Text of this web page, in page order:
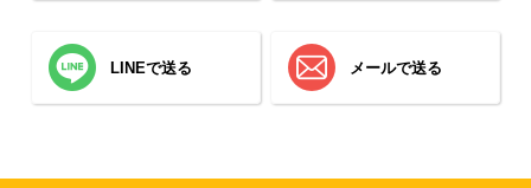
LINEで送る メールで送る